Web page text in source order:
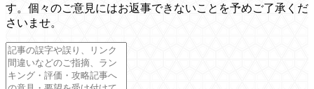
す。個々のご意見にはお返事できないことを予めご了承くだ
さいませ。